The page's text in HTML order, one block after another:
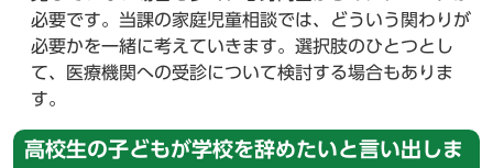
必要です。当課の家庭児童相談では、どういう関わりが
必要かを一緒に考えていきます。選択肢のひとつとし
て、医療機関への受診について検討する場合もありま
す。
高校生の子どもが学校を辞めたいと言い出しま